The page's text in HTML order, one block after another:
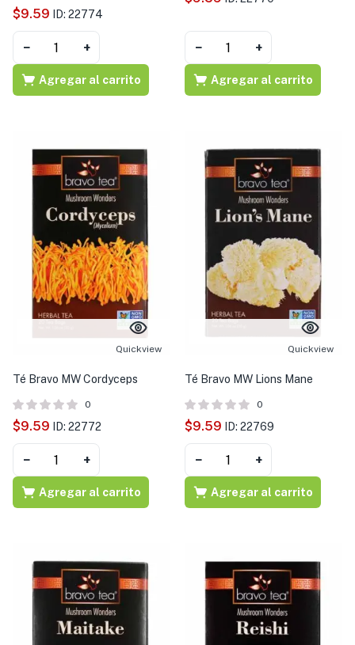
$9.59 ID: 22774
− +
Agregar al carrito
− +
Agregar al carrito
Quickview
Té Bravo MW Cordyceps
0
$9.59 ID: 22772
− +
Agregar al carrito
Quickview
Té Bravo MW Lions Mane
0
$9.59 ID: 22769
− +
Agregar al carrito